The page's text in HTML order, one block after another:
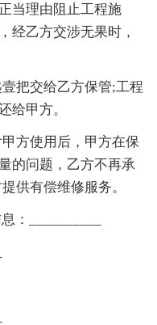
当理由阻止工程施
经乙方交涉无果时，
把交给乙方保管;工程
给甲方。
方使用后，甲方在保
的问题，乙方不再承
供有偿维修服务。
__________